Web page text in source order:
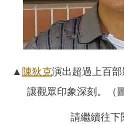
▲ 陳狄克演出超過上百
讓觀眾印象深刻。（
請繼續往